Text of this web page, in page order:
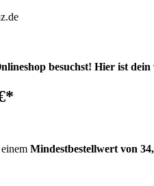
besuchst! Hier ist
Mindestbestellwert von